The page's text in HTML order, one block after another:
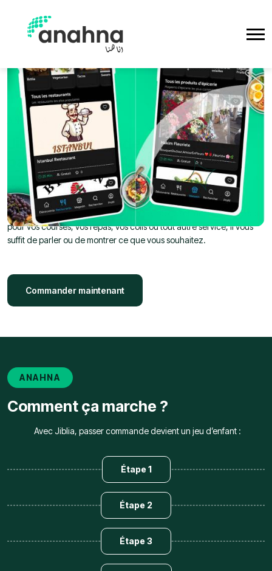
ANAHNA
Jiblia – Commandez par audio ou
par image avec Anahna
Découvrez Jiblia, la nouvelle fonctionnalité d’Anahna qui
révolutionne la façon de passer commande. Grâce à Jiblia,
commander n’a jamais été aussi simple, rapide et intuitif. Que ce soit
pour vos courses, vos repas, vos colis ou tout autre service, il vous
suffit de parler ou de montrer ce que vous souhaitez.
Commander maintenant
ANAHNA
Comment ça marche ?
Avec Jiblia, passer commande devient un jeu d’enfant :
Étape 1
Étape 2
Étape 3